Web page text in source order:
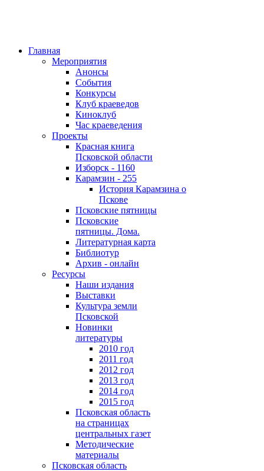
Главная
Мероприятия
Анонсы
События
Конкурсы
Клуб краеведов
Киноклуб
Час краеведения
Проекты
Красная книга
Псковской области
Изборск - 1160
Карамзин - 255
История Карамзина о
Пскове
Псковские пятницы
Псковские
пятницы. Дома.
Литературная карта
Библиотур
Архив - онлайн
Ресурсы
Наши издания
Выставки
Культура земли
Псковской
Новинки
литературы
2010 год
2011 год
2012 год
2013 год
2014 год
2015 год
Псковская область
на страницах
центральных газет
Методические
материалы
Псковская область